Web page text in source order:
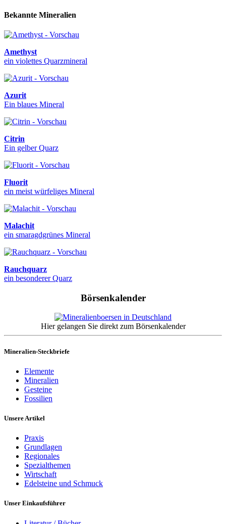
Bekannte Mineralien
Amethyst
ein violettes Quarzmineral
Azurit
Ein blaues Mineral
Citrin
Ein gelber Quarz
Fluorit
ein meist würfeliges Mineral
Malachit
ein smaragdgrünes Mineral
Rauchquarz
ein besonderer Quarz
Börsenkalender
Hier gelangen Sie direkt zum Börsenkalender
Mineralien-Steckbriefe
Elemente
Mineralien
Gesteine
Fossilien
Unsere Artikel
Praxis
Grundlagen
Regionales
Spezialthemen
Wirtschaft
Edelsteine und Schmuck
Unser Einkaufsführer